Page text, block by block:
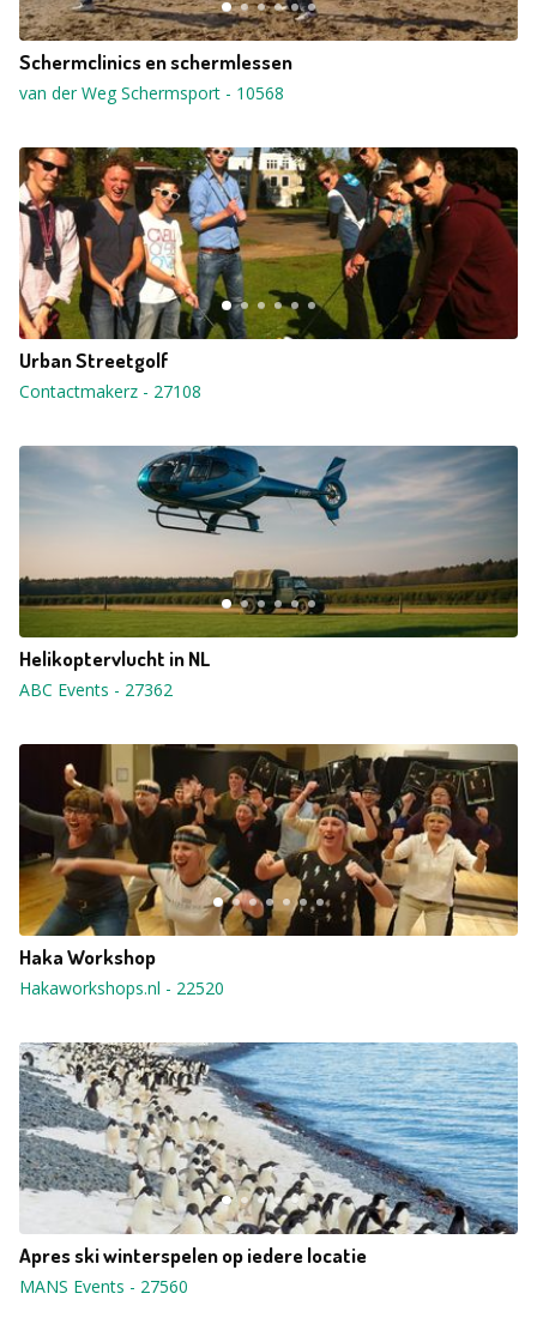
Schermclinics en schermlessen
van der Weg Schermsport - 10568
Urban Streetgolf
Contactmakerz - 27108
Helikoptervlucht in NL
ABC Events - 27362
Haka Workshop
Hakaworkshops.nl - 22520
Apres ski winterspelen op iedere locatie
MANS Events - 27560